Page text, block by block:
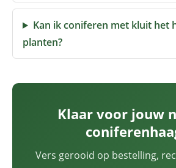
Kan ik coniferen met kluit het
planten?
Klaar voor jouw
Vers gerooid op bestelling,